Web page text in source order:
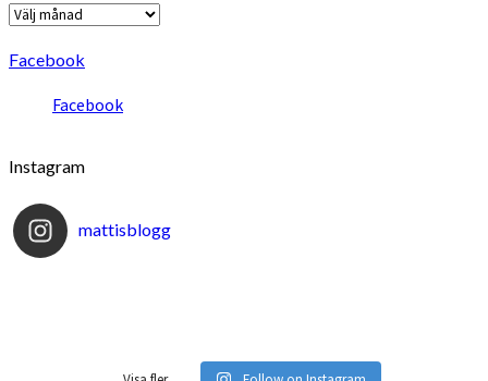
Arkiv
Facebook
Facebook
Instagram
mattisblogg